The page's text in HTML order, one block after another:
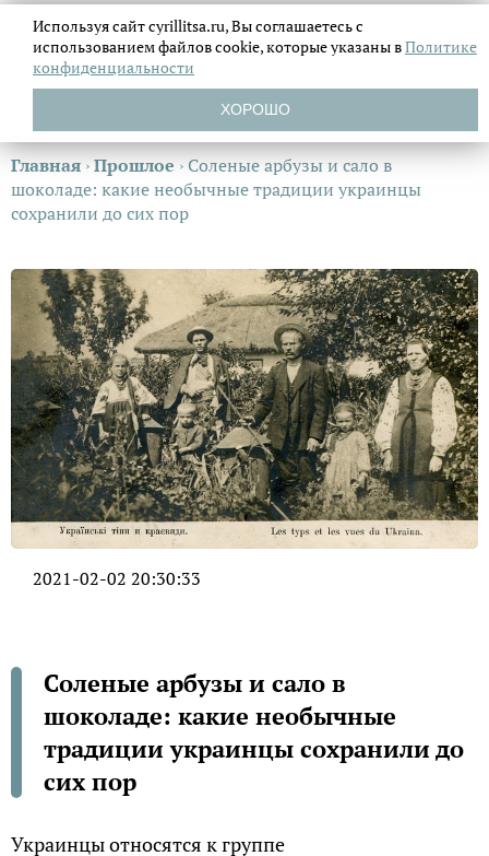
Главная ›Прошлое ›Соленые арбузы и сало в
шоколаде: какие необычные традиции украинцы
сохранили до сих пор
2021-02-02 20:30:33
Соленые арбузы и сало в
шоколаде: какие необычные
традиции украинцы сохранили до
сих пор
Украинцы относятся к группе
Используя сайт cyrillitsa.ru, Вы соглашаетесь с
использованием файловcookie, которые указаны вПолитике
конфиденциальности
ХОРОШО